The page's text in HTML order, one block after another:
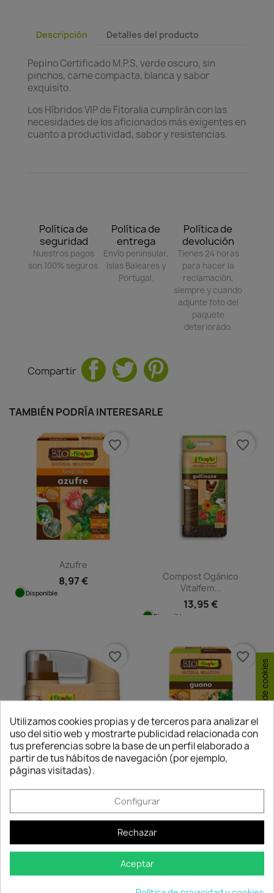
Descripción Detalles del producto
Pepino Certificado M.P.S, verde oscuro, sin
pinchos, carne compacta, blanca y sabor
exquisito.
Los Híbridos VIP de Fitoralia cumplirán con las
necesidades de los aficionados más exigentes en
cuanto a productividad, sabor y resistencias.
Política de
seguridad
Nuestros pagos
son 100% seguros.
Política de
entrega
Envío peninsular,
Islas Baleares y
Portugal.
Política de
devolución
Tienes 24 horas
para hacer la
reclamación,
siempre y cuando
adjunte foto del
paquete
deteriorado.
Compartir
TAMBIÉN PODRÍA INTERESARLE
Azufre
8,97 €
Disponible
favorite_border
Compost Ogánico
Vitalfem...
13,95 €
Disponible
favorite_border
Aminoácidos - Aminor
13,10 €
favorite_border
14,81 €
Disponible
favorite_border
favorite_border
Utilizamos cookies propias y de terceros para analizar el
uso del sitio web y mostrarte publicidad relacionada con
tus preferencias sobre la base de un perfil elaborado a
partir de tus hábitos de navegación (por ejemplo,
páginas visitadas).
Configurar
Rechazar
Aceptar
Consentimiento de cookies